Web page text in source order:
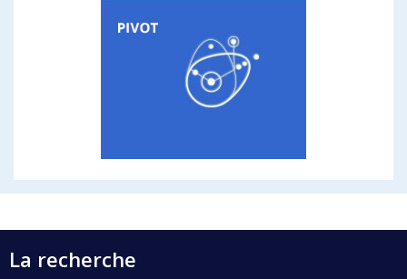
La recherche